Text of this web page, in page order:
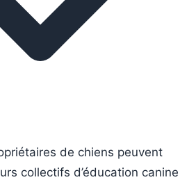
de chiens peuvent
collectifs d’éducation canine